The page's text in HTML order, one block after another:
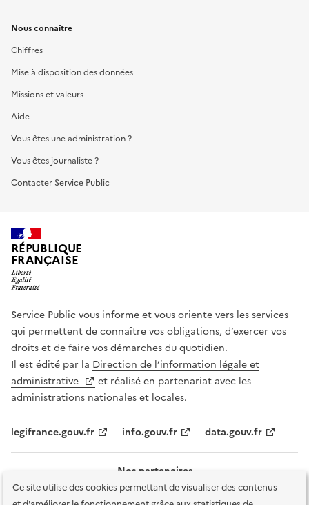
Ce site utilise des cookies permettant de visualiser des contenus
Nous connaître
Chiffres
Mise à disposition des données
Missions et valeurs
Aide
Vous êtes une administration ?
Vous êtes journaliste ?
Contacter Service Public
RÉPUBLIQUE
FRANÇAISE
Service Public vous informe et vous oriente vers les services
qui permettent de connaître vos obligations, d’exercer vos
droits et de faire vos démarches du quotidien.
Il est édité par la Direction de l’information légale et
administrative
et réalisé en partenariat avec les
administrations nationales et locales.
legifrance.gouv.fr info.gouv.fr data.gouv.fr
Nos partenaires